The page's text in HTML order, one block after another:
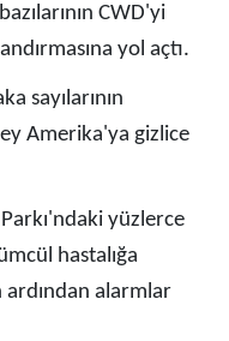
CWD'yi
yol açtı.
sayılarının
Amerika'ya gizlice
yüzlerce
hastalığa
ardından alarmlar